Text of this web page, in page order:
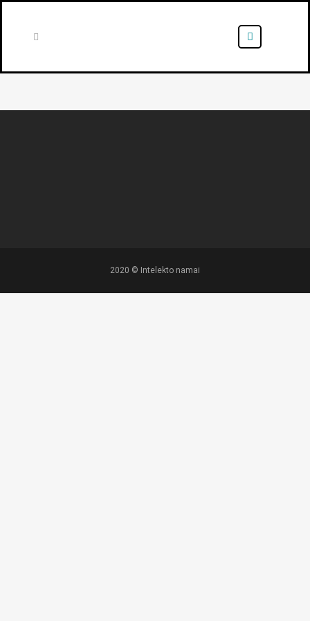
2020 © Intelekto namai